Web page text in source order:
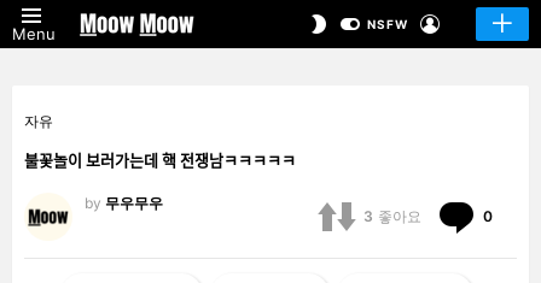
Menu
SWITCHNSFW
자유
불꽃놀이 보러가는데 핵 전쟁남ㅋㅋㅋㅋㅋ
by 무우무우
3 좋아요 0